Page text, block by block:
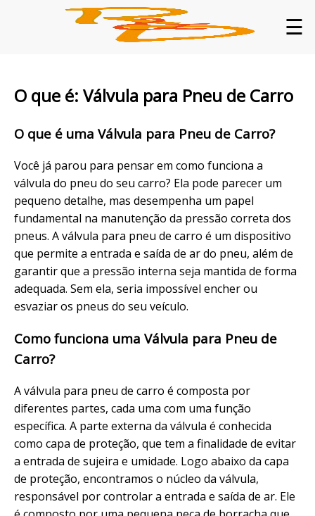
☰
O que é: Válvula para Pneu de Carro
O que é uma Válvula para Pneu de Carro?
Você já parou para pensar em como funciona a
válvula do pneu do seu carro? Ela pode parecer um
pequeno detalhe, mas desempenha um papel
fundamental na manutenção da pressão correta dos
pneus. A válvula para pneu de carro é um dispositivo
que permite a entrada e saída de ar do pneu, além de
garantir que a pressão interna seja mantida de forma
adequada. Sem ela, seria impossível encher ou
esvaziar os pneus do seu veículo.
Como funciona uma Válvula para Pneu de
Carro?
A válvula para pneu de carro é composta por
diferentes partes, cada uma com uma função
específica. A parte externa da válvula é conhecida
como capa de proteção, que tem a finalidade de evitar
a entrada de sujeira e umidade. Logo abaixo da capa
de proteção, encontramos o núcleo da válvula,
responsável por controlar a entrada e saída de ar. Ele